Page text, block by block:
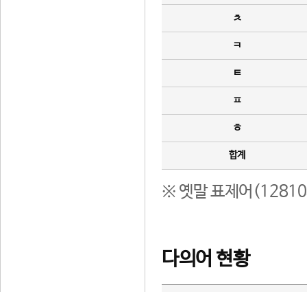
ㅊ
ㅋ
ㅌ
ㅍ
ㅎ
합계
※ 옛말 표제어(12810
다의어 현황